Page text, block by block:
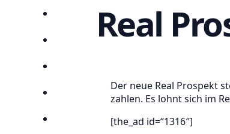
StartseiteReal
Der neue Real Prospekt
zahlen. Es lohnt sich im
[the_ad id=“1316″]